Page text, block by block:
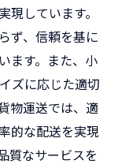
しています。
ず、信頼を基に
ます。また、小
ズに応じた適切
物運送では、適
的な配送を実現
質なサービスを